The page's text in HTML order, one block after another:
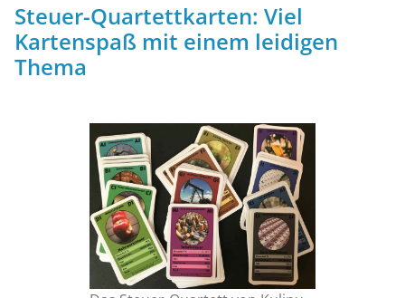
Steuer-Quartettkarten: Viel
Kartenspaß mit einem leidigen
Thema